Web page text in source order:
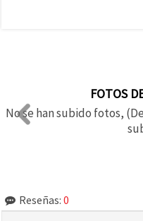
FOTOS
No se han subido fotos,
Reseñas: 0